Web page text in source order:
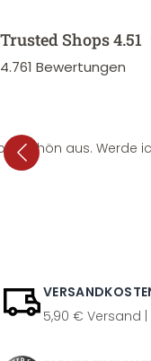
Trusted Shops4.51
4.761 Bewertungen
schön aus. Werde
5,90 € Versand